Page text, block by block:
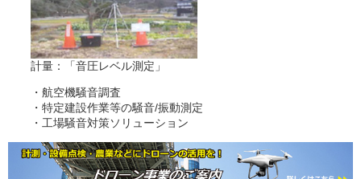
計量：「音圧レベル測定」
・航空機騒音調査
・特定建設作業等の騒音/振動測定
・工場騒音対策ソリューション